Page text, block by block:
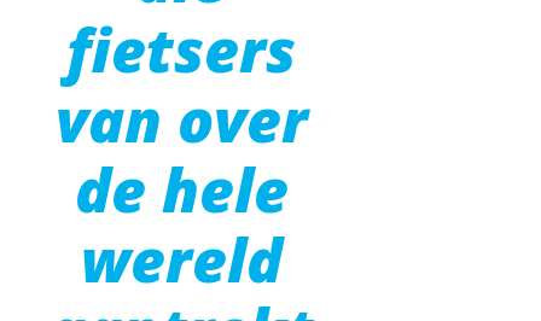
fietsers
van over
de hele
wereld